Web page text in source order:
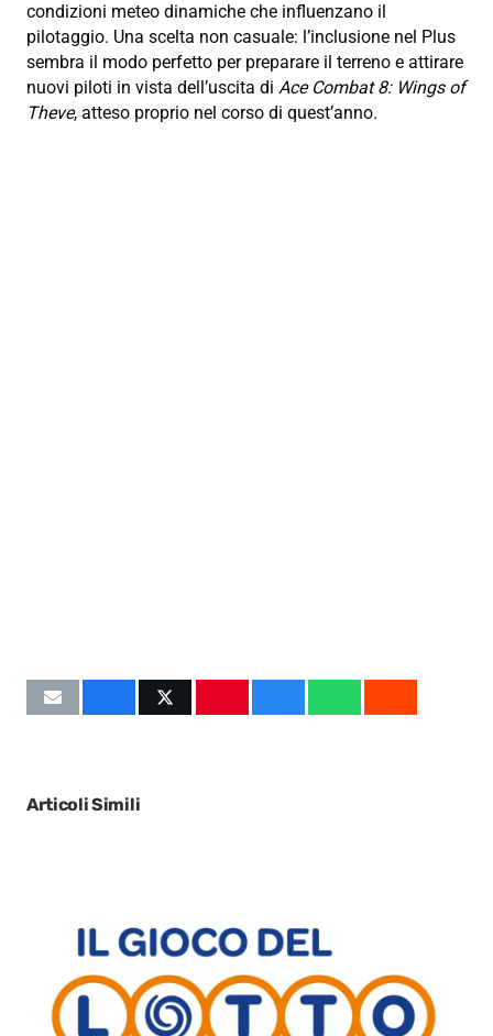
condizioni meteo dinamiche che influenzano il
pilotaggio. Una scelta non casuale: l’inclusione nel Plus
sembra il modo perfetto per preparare il terreno e attirare
nuovi piloti in vista dell’uscita di Ace Combat 8: Wings of
Theve, atteso proprio nel corso di quest’anno.
Articoli Simili